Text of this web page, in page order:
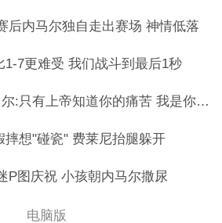
后内马尔独自走出赛场 神情低落
7更难受 我们战斗到最后1秒
女友发鸡汤鼓励内马尔:只有上帝知道你的痛苦 我是你头号粉丝
摔想"碰瓷" 费莱尼抬腿躲开
P图庆祝 小孩朝内马尔撒尿
电脑版